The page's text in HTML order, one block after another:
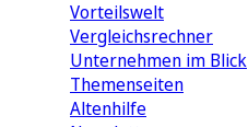
Vorteilswelt
Vergleichsrechner
Unternehmen im Blick
Themenseiten
Altenhilfe